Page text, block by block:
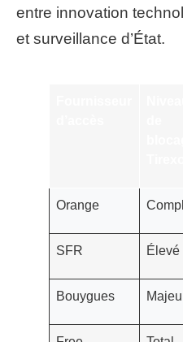
entre innovation
et surveillance d’État.
Orange
SFR Élevé
Bouygues